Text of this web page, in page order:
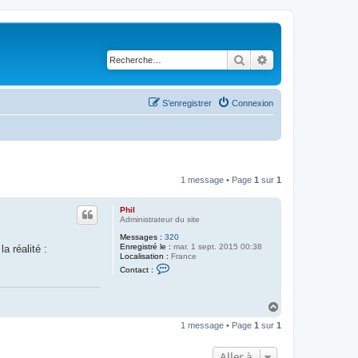
Rechercher
Connexion
S’enregistrer
1 message • Page 1 sur 1
Phil
Administrateur du site
Messages : 320
Enregistré le : mar. 1 sept. 2015 00:38
Localisation : France
Contact :
réalité :
u
1 message • Page 1 sur 1